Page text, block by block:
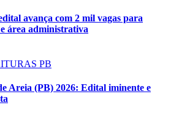
avança com 2 mil vagas para
área administrativa
PB
Areia (PB) 2026: Edital iminente e